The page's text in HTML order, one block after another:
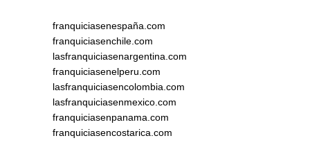
franquiciasenespaña.com
franquiciasenchile.com
lasfranquiciasenargentina.com
franquiciasenelperu.com
lasfranquiciasencolombia.com
lasfranquiciasenmexico.com
franquiciasenpanama.com
franquiciasencostarica.com